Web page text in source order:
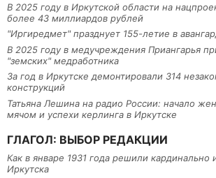
В 2025 году в Иркутской области на
более 43 миллиардов рублей
"Иргиредмет" празднует 155-летие в
В 2025 году в медучреждения Приангарья
"земских" медработника
За год в Иркутске демонтировали 314
конструкций
Татьяна Лешина на радио России: начало
мячом и успехи керлинга в Иркутске
ГЛАГОЛ: ВЫБОР РЕДАКЦИИ
Как в январе 1931 года решили кардинально
Иркутска